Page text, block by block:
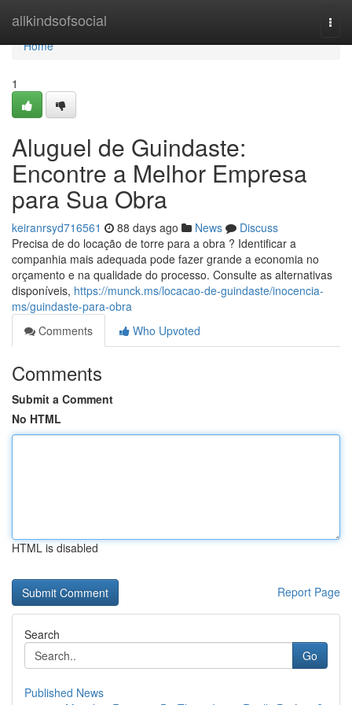
allkindsofsocial
Home
Home
1
Aluguel de Guindaste:
Encontre a Melhor Empresa
para Sua Obra
keiranrsyd716561 88 days ago News
Discuss
Precisa de do locação de torre para a obra ? Identificar a
companhia mais adequada pode fazer grande a economia no
orçamento e na qualidade do processo. Consulte as alternativas
disponíveis, https://munck.ms/locacao-de-guindaste/inocencia-
ms/guindaste-para-obra
Comments
Who Upvoted
Comments
Submit a Comment
No HTML
HTML is disabled
Report Page
Search
Go
Published News